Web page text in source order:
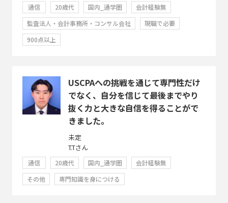
通信 20歳代 国内_通学圏
会計経験無
監査法人・会計事務所・コンサル会社
現職で必要
900点以上
USCPAへの挑戦を通じて専門性だけ
でなく、自分を信じて最後までやり
抜く力と大きな自信を得ることがで
きました。
未定
T.Tさん
通信 20歳代 国内_通学圏
会計経験無
その他
専門知識を身につける